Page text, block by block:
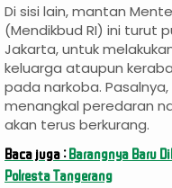
Di sisi lain, mantan
(Mendikbud RI) ini turut
Jakarta, untuk
keluarga ataupun
pada narkoba.
menangkal peredaran
akan terus berkurang.
Baca juga :Barangnya Baru
Polresta Tangerang